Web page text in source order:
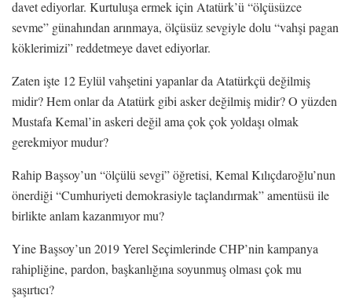
davet ediyorlar. Kurtuluşa ermek için Atatürk’ü “ölçüsüzce
sevme” günahından arınmaya, ölçüsüz sevgiyle dolu “vahşi pagan
köklerimizi” reddetmeye davet ediyorlar.
Zaten işte 12 Eylül vahşetini yapanlar da Atatürkçü değilmiş
midir? Hem onlar da Atatürk gibi asker değilmiş midir? O yüzden
Mustafa Kemal’in askeri değil ama çok çok yoldaşı olmak
gerekmiyor mudur?
Rahip Başsoy’un “ölçülü sevgi” öğretisi, Kemal Kılıçdaroğlu’nun
önerdiği “Cumhuriyeti demokrasiyle taçlandırmak” amentüsü ile
birlikte anlam kazanmıyor mu?
Yine Başsoy’un 2019 Yerel Seçimlerinde CHP’nin kampanya
rahipliğine, pardon, başkanlığına soyunmuş olması çok mu
şaşırtıcı?